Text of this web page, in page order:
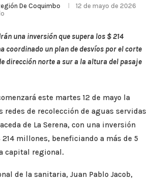
De Coquimbo
12 de mayo de 2026
una inversión que supera los $ 214
coordinado un plan de desvíos por el corte
dirección norte a sur a la altura del pasaje
este martes 12 de mayo la
redes de recolección de aguas servidas
de La Serena, con una inversión
millones, beneficiando a más de 5
capital regional.
de la sanitaria, Juan Pablo Jacob,